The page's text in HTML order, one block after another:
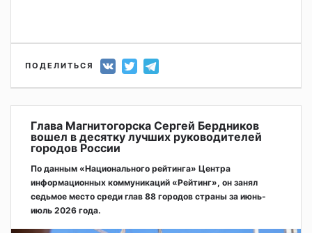
ПОДЕЛИТЬСЯ
Глава Магнитогорска Сергей Бердников
вошел в десятку лучших руководителей
городов России
По данным «Национального рейтинга» Центра
информационных коммуникаций «Рейтинг», он занял
седьмое место среди глав 88 городов страны за июнь-
июль 2026 года.